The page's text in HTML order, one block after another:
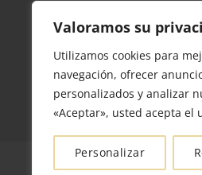
Valoramos su
Utilizamos cookies para
navegación, ofrecer
personalizados y analizar
«Aceptar», usted acepta el
Personalizar